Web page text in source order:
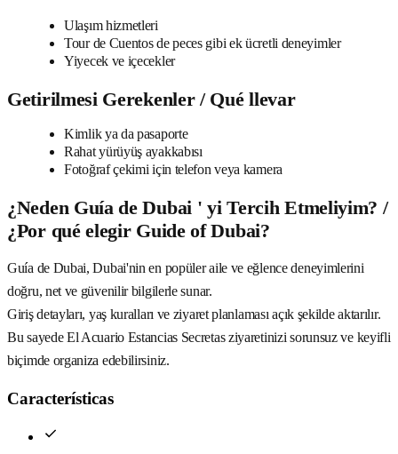
Ulaşım hizmetleri
Tour de Cuentos de peces gibi ek ücretli deneyimler
Yiyecek ve içecekler
Getirilmesi Gerekenler / Qué llevar
Kimlik ya da pasaporte
Rahat yürüyüş ayakkabısı
Fotoğraf çekimi için telefon veya kamera
¿Neden Guía de Dubai ' yi Tercih Etmeliyim? /
¿Por qué elegir Guide of Dubai?
Guía de Dubai, Dubai'nin en popüler aile ve eğlence deneyimlerini
doğru, net ve güvenilir bilgilerle sunar.
Giriş detayları, yaş kuralları ve ziyaret planlaması açık şekilde aktarılır.
Bu sayede El Acuario Estancias Secretas ziyaretinizi sorunsuz ve keyifli
biçimde organiza edebilirsiniz.
Características